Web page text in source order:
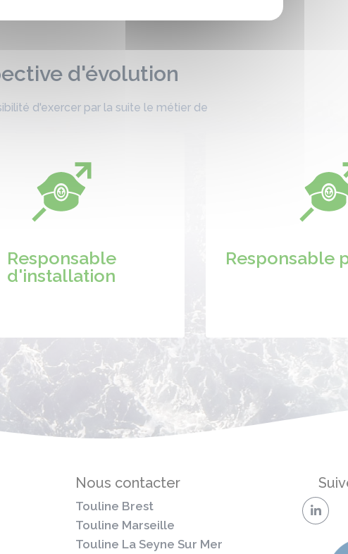
d'évolution
d'exercer par la suite le métier de
Responsable
d'installation
Responsable
Nous contacter
Touline Brest
Touline Marseille
Touline La Seyne Sur Mer